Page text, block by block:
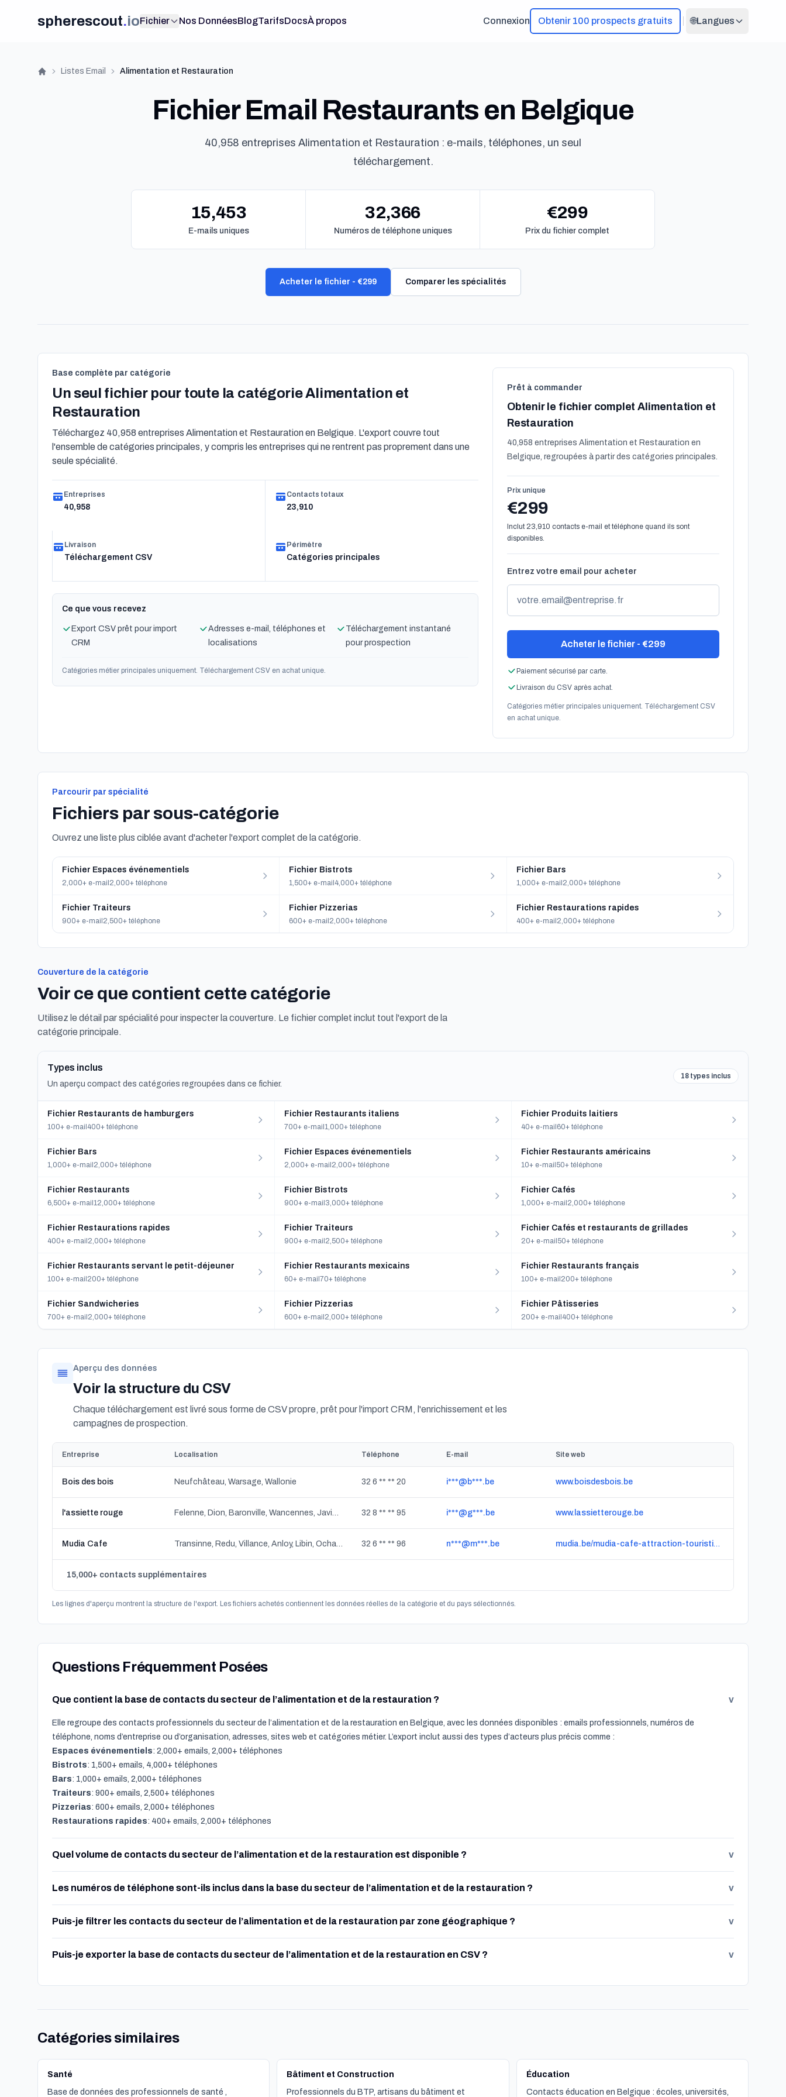
spherescout.ioFichier Nos DonnéesBlogTarifsDocsÀ propos Connexion Obtenir 100 prospects gratuits 🌐Langues
Accueil
Listes Email Alimentation et Restauration
Fichier Email Restaurants en Belgique
40,958 entreprises Alimentation et Restauration : e-mails, téléphones, un seul
téléchargement.
15,453
E-mails uniques
32,366
Numéros de téléphone uniques
€299
Prix du fichier complet
Acheter le fichier - €299 Comparer les spécialités
Base complète par catégorie
Un seul fichier pour toute la catégorie Alimentation et
Restauration
Téléchargez 40,958 entreprises Alimentation et Restauration en Belgique. L'export couvre tout
l'ensemble de catégories principales, y compris les entreprises qui ne rentrent pas proprement dans une
seule spécialité.
Entreprises
40,958
Contacts totaux
23,910
Livraison
Téléchargement CSV
Périmètre
Catégories principales
Ce que vous recevez
Export CSV prêt pour import
CRM
Adresses e-mail, téléphones et
localisations
Téléchargement instantané
pour prospection
Catégories métier principales uniquement. Téléchargement CSV en achat unique.
Prêt à commander
Obtenir le fichier complet Alimentation et
Restauration
40,958 entreprises Alimentation et Restauration en
Belgique, regroupées à partir des catégories principales.
Prix unique
€299
Inclut 23,910 contacts e-mail et téléphone quand ils sont
disponibles.
Entrez votre email pour acheter
Acheter le fichier - €299
Paiement sécurisé par carte.
Livraison du CSV après achat.
Catégories métier principales uniquement. Téléchargement CSV
en achat unique.
Parcourir par spécialité
Fichiers par sous-catégorie
Ouvrez une liste plus ciblée avant d'acheter l'export complet de la catégorie.
Fichier Espaces événementiels
2,000+ e-mail 2,000+ téléphone
Fichier Bistrots
1,500+ e-mail 4,000+ téléphone
Fichier Bars
1,000+ e-mail 2,000+ téléphone
Fichier Traiteurs
900+ e-mail 2,500+ téléphone
Fichier Pizzerias
600+ e-mail 2,000+ téléphone
Fichier Restaurations rapides
400+ e-mail 2,000+ téléphone
Couverture de la catégorie
Voir ce que contient cette catégorie
Utilisez le détail par spécialité pour inspecter la couverture. Le fichier complet inclut tout l'export de la
catégorie principale.
Types inclus
Un aperçu compact des catégories regroupées dans ce fichier.
18 types inclus
Fichier Restaurants de hamburgers
100+ e-mail 400+ téléphone
Fichier Restaurants italiens
700+ e-mail 1,000+ téléphone
Fichier Produits laitiers
40+ e-mail 60+ téléphone
Fichier Bars
1,000+ e-mail 2,000+ téléphone
Fichier Espaces événementiels
2,000+ e-mail 2,000+ téléphone
Fichier Restaurants américains
10+ e-mail 50+ téléphone
Fichier Restaurants
6,500+ e-mail 12,000+ téléphone
Fichier Bistrots
900+ e-mail 3,000+ téléphone
Fichier Cafés
1,000+ e-mail 2,000+ téléphone
Fichier Restaurations rapides
400+ e-mail 2,000+ téléphone
Fichier Traiteurs
900+ e-mail 2,500+ téléphone
Fichier Cafés et restaurants de grillades
20+ e-mail 50+ téléphone
Fichier Restaurants servant le petit-déjeuner
100+ e-mail 200+ téléphone
Fichier Restaurants mexicains
60+ e-mail 70+ téléphone
Fichier Restaurants français
100+ e-mail 200+ téléphone
Fichier Sandwicheries
700+ e-mail 2,000+ téléphone
Fichier Pizzerias
600+ e-mail 2,000+ téléphone
Fichier Pâtisseries
200+ e-mail 400+ téléphone
Aperçu des données
Voir la structure du CSV
Chaque téléchargement est livré sous forme de CSV propre, prêt pour l'import CRM, l'enrichissement et les
campagnes de prospection.
Entreprise Localisation Téléphone E-mail Site web
Bois des bois Neufchâteau, Warsage, Wallonie 32 6 ** ** 20 i***@b***.be www.boisdesbois.be
l'assiette rouge Felenne, Dion, Baronville, Wancennes, Javingue, Feschaux, Honnay, Vonêche, Winenne, Beauraing, Wallonie 32 8 ** ** 95 i***@g***.be www.lassietterouge.be
Mudia Cafe Transinne, Redu, Villance, Anloy, Libin, Ochamps, Smuid, Wallonie 32 6 ** ** 96 n***@m***.be mudia.be/mudia-cafe-attraction-touristique-en-famille-groupe-province-luxembourg-musee-d-art-belgique
15,000+ contacts supplémentaires
Les lignes d'aperçu montrent la structure de l'export. Les fichiers achetés contiennent les données réelles de la catégorie et du pays sélectionnés.
Questions Fréquemment Posées
Que contient la base de contacts du secteur de l’alimentation et de la restauration ? v
Elle regroupe des contacts professionnels du secteur de l’alimentation et de la restauration en Belgique, avec les données disponibles : emails professionnels, numéros de
téléphone, noms d’entreprise ou d’organisation, adresses, sites web et catégories métier. L’export inclut aussi des types d’acteurs plus précis comme :
Espaces événementiels: 2,000+ emails, 2,000+ téléphones
Bistrots: 1,500+ emails, 4,000+ téléphones
Bars: 1,000+ emails, 2,000+ téléphones
Traiteurs: 900+ emails, 2,500+ téléphones
Pizzerias: 600+ emails, 2,000+ téléphones
Restaurations rapides: 400+ emails, 2,000+ téléphones
Quel volume de contacts du secteur de l’alimentation et de la restauration est disponible ? v
Les numéros de téléphone sont-ils inclus dans la base du secteur de l’alimentation et de la restauration ? v
Puis-je filtrer les contacts du secteur de l’alimentation et de la restauration par zone géographique ? v
Puis-je exporter la base de contacts du secteur de l’alimentation et de la restauration en CSV ? v
Catégories similaires
Santé
Base de données des professionnels de santé ,
Bâtiment et Construction
Professionnels du BTP, artisans du bâtiment et
Éducation
Contacts éducation en Belgique : écoles, universités,